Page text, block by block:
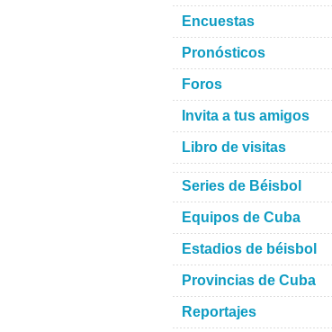
Encuestas
Pronósticos
Foros
Invita a tus amigos
Libro de visitas
Series de Béisbol
Equipos de Cuba
Estadios de béisbol
Provincias de Cuba
Reportajes